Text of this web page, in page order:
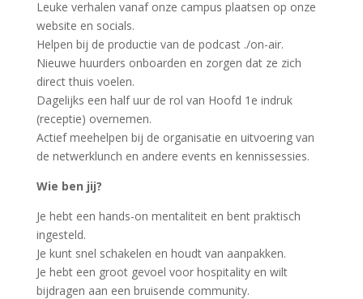
Leuke verhalen vanaf onze campus plaatsen op onze
website en socials.
Helpen bij de productie van de podcast ./on-air.
Nieuwe huurders onboarden en zorgen dat ze zich
direct thuis voelen.
Dagelijks een half uur de rol van Hoofd 1e indruk
(receptie) overnemen.
Actief meehelpen bij de organisatie en uitvoering van
de netwerklunch en andere events en kennissessies.
Wie ben jij?
Je hebt een hands-on mentaliteit en bent praktisch
ingesteld.
Je kunt snel schakelen en houdt van aanpakken.
Je hebt een groot gevoel voor hospitality en wilt
bijdragen aan een bruisende community.